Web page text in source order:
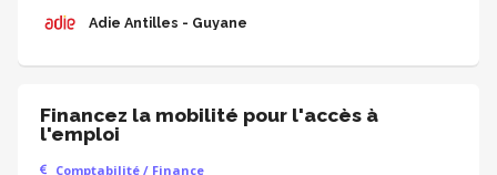
Adie Antilles - Guyane
Financez la mobilité pour l'accès à
l'emploi
Comptabilité / Finance